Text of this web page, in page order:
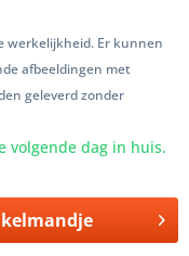
werkelijkheid. Er kunnen
afbeeldingen met
geleverd zonder
volgende dag in huis.